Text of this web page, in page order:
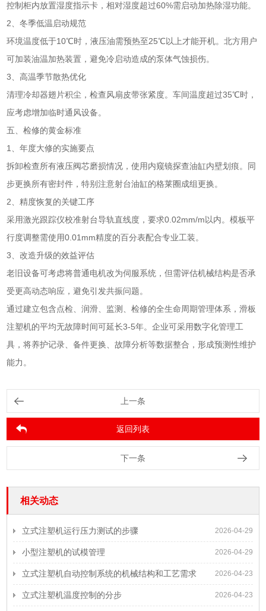
控制柜内放置湿度指示卡，相对湿度超过60%需启动加热除湿功能。
2、冬季低温启动规范
环境温度低于10℃时，液压油需预热至25℃以上才能开机。北方用户
可加装油温加热装置，避免冷启动造成的泵体气蚀损伤。
3、高温季节散热优化
清理冷却器翅片积尘，检查风扇皮带张紧度。车间温度超过35℃时，
应考虑增加临时通风设备。
五、检修的黄金标准
1、年度大修的实施要点
拆卸检查所有液压阀芯磨损情况，使用内窥镜探查油缸内壁划痕。同
步更换所有密封件，特别注意射台油缸的格莱圈成组更换。
2、精度恢复的关键工序
采用激光跟踪仪校准射台导轨直线度，要求0.02mm/m以内。模板平
行度调整需使用0.01mm精度的百分表配合专业工装。
3、改造升级的效益评估
老旧设备可考虑将普通电机改为伺服系统，但需评估机械结构是否承
受更高动态响应，避免引发共振问题。
通过建立包含点检、润滑、监测、检修的全生命周期管理体系，滑板
注塑机的平均无故障时间可延长3-5年。企业可采用数字化管理工
具，将养护记录、备件更换、故障分析等数据整合，形成预测性维护
能力。
上一条
返回列表
下一条
相关动态
2026-04-29
立式注塑机运行压力测试的步骤
2026-04-29
小型注塑机的试模管理
2026-04-23
立式注塑机自动控制系统的机械结构和工艺需求
2026-04-23
立式注塑机温度控制的分步